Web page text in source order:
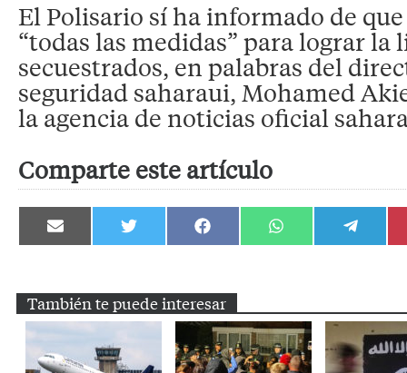
El Polisario sí ha informado de
“todas las medidas” para lograr la
secuestrados, en palabras del
seguridad saharaui, Mohamed
la agencia de noticias oficial
Comparte este artículo
Compartir
en
Compartir
en
Compartir
en
Compartir
en
Compartir
en
También te puede interesar